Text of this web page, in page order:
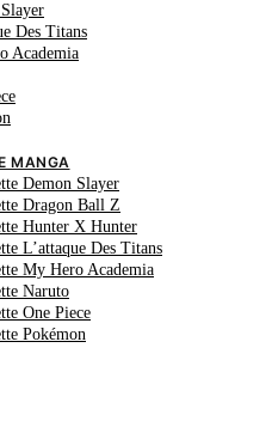
Des Titans
Academia
MANGA
Demon Slayer
Dragon Ball Z
Hunter X Hunter
L’attaque Des Titans
My Hero Academia
Naruto
One Piece
Pokémon